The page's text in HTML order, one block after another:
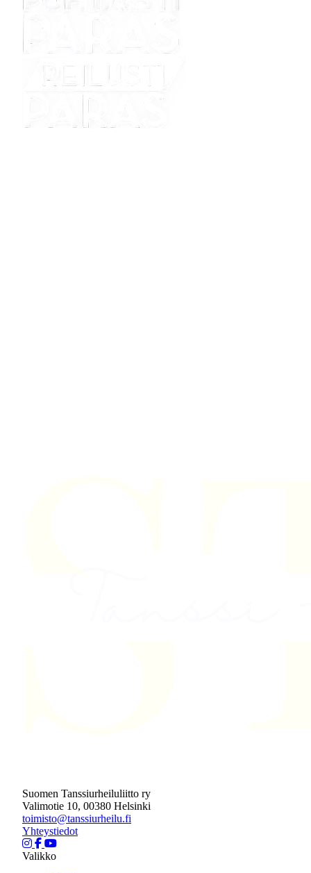
Suomen Tanssiurheiluliitto ry
Valimotie 10, 00380 Helsinki
toimisto@tanssiurheilu.fi
Yhteystiedot
Valikko